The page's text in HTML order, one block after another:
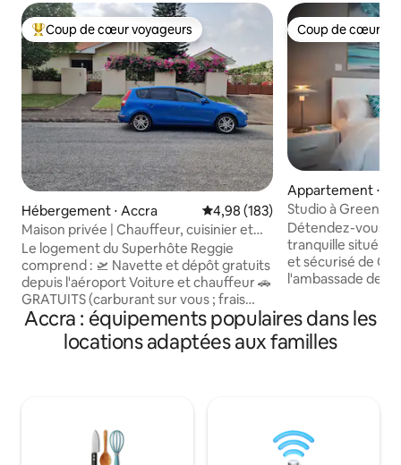
Coups de cœur voyageurs les plus appréciés
Coup de cœur voyageurs
Hébergement ⋅ Accra Évaluation moyenne sur la
4,98 (183)
Maison privée | Chauffeur, cuisinier et
wifi rapide
Le logement du Superhôte Reggie
comprend : 🛫 Navette et dépôt gratuits
depuis l'aéroport Voiture et chauffeur 🚗
GRATUITS (carburant sur vous ; frais
supplémentaires pour les voyages en
dehors d'Accra) Cuisinier 🍳 GRATUIT
(épicerie non fournie) Petit déjeuner🥞
chambres, 1,5 salle de bain, entièrement
Coup de cœur
Coup de cœur
Appartement ⋅
ts
Studio à
Détendez-vous
tranquille situé
et sécurisé de
l'ambassade des
international de
10 minutes des
commerciaux et
nouvellement
répondre aux
Accra : équipements populaires dans les
locations adaptées aux familles